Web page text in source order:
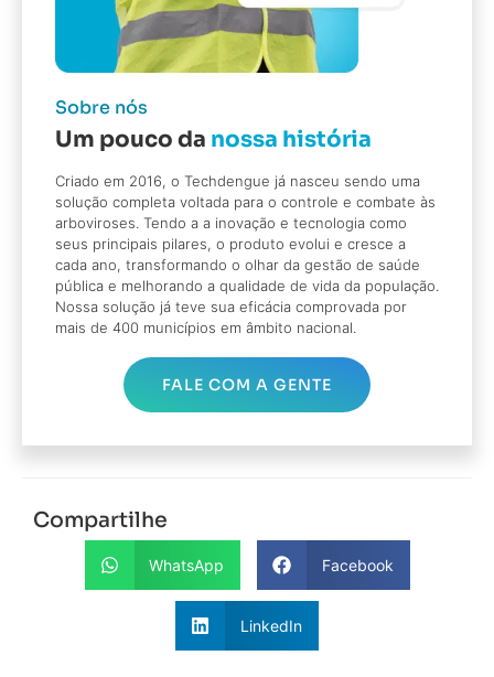
Sobre nós
Um pouco da nossa história
Criado em 2016, o Techdengue já nasceu sendo uma
solução completa voltada para o controle e combate às
arboviroses. Tendo a a inovação e tecnologia como
seus principais pilares, o produto evolui e cresce a
cada ano, transformando o olhar da gestão de saúde
pública e melhorando a qualidade de vida da população.
Nossa solução já teve sua eficácia comprovada por
mais de 400 municípios em âmbito nacional.
FALE COM A GENTE
Compartilhe
WhatsApp Facebook
LinkedIn